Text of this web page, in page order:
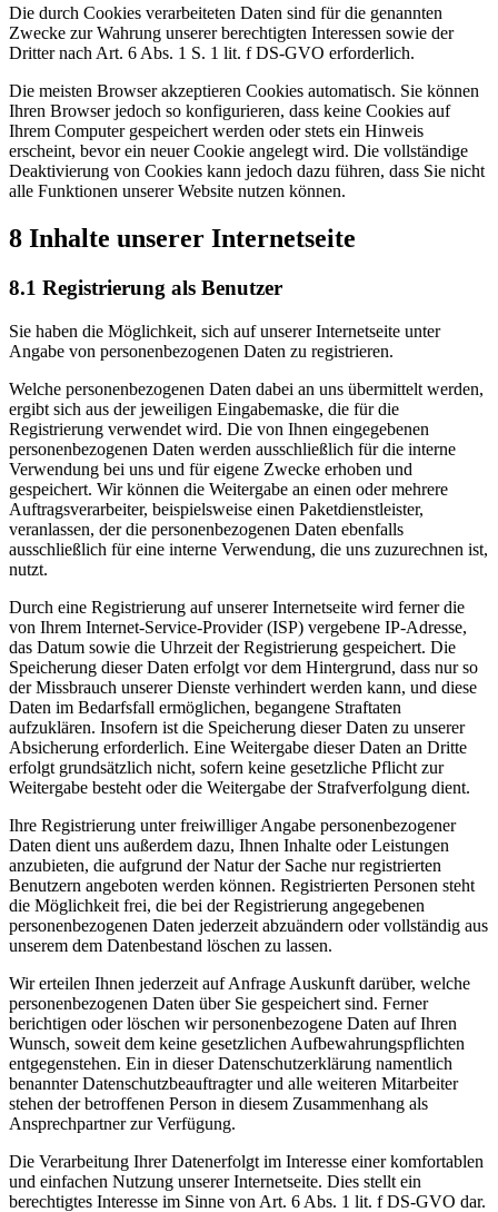
Die durch Cookies verarbeiteten Daten sind für die genannten
Zwecke zur Wahrung unserer berechtigten Interessen sowie der
Dritter nach Art. 6 Abs. 1 S. 1 lit. f DS-GVO erforderlich.
Die meisten Browser akzeptieren Cookies automatisch. Sie können
Ihren Browser jedoch so konfigurieren, dass keine Cookies auf
Ihrem Computer gespeichert werden oder stets ein Hinweis
erscheint, bevor ein neuer Cookie angelegt wird. Die vollständige
Deaktivierung von Cookies kann jedoch dazu führen, dass Sie nicht
alle Funktionen unserer Website nutzen können.
8 Inhalte unserer Internetseite
8.1 Registrierung als Benutzer
Sie haben die Möglichkeit, sich auf unserer Internetseite unter
Angabe von personenbezogenen Daten zu registrieren.
Welche personenbezogenen Daten dabei an uns übermittelt werden,
ergibt sich aus der jeweiligen Eingabemaske, die für die
Registrierung verwendet wird. Die von Ihnen eingegebenen
personenbezogenen Daten werden ausschließlich für die interne
Verwendung bei uns und für eigene Zwecke erhoben und
gespeichert. Wir können die Weitergabe an einen oder mehrere
Auftragsverarbeiter, beispielsweise einen Paketdienstleister,
veranlassen, der die personenbezogenen Daten ebenfalls
ausschließlich für eine interne Verwendung, die uns zuzurechnen ist,
nutzt.
Durch eine Registrierung auf unserer Internetseite wird ferner die
von Ihrem Internet-Service-Provider (ISP) vergebene IP-Adresse,
das Datum sowie die Uhrzeit der Registrierung gespeichert. Die
Speicherung dieser Daten erfolgt vor dem Hintergrund, dass nur so
der Missbrauch unserer Dienste verhindert werden kann, und diese
Daten im Bedarfsfall ermöglichen, begangene Straftaten
aufzuklären. Insofern ist die Speicherung dieser Daten zu unserer
Absicherung erforderlich. Eine Weitergabe dieser Daten an Dritte
erfolgt grundsätzlich nicht, sofern keine gesetzliche Pflicht zur
Weitergabe besteht oder die Weitergabe der Strafverfolgung dient.
Ihre Registrierung unter freiwilliger Angabe personenbezogener
Daten dient uns außerdem dazu, Ihnen Inhalte oder Leistungen
anzubieten, die aufgrund der Natur der Sache nur registrierten
Benutzern angeboten werden können. Registrierten Personen steht
die Möglichkeit frei, die bei der Registrierung angegebenen
personenbezogenen Daten jederzeit abzuändern oder vollständig aus
unserem dem Datenbestand löschen zu lassen.
Wir erteilen Ihnen jederzeit auf Anfrage Auskunft darüber, welche
personenbezogenen Daten über Sie gespeichert sind. Ferner
berichtigen oder löschen wir personenbezogene Daten auf Ihren
Wunsch, soweit dem keine gesetzlichen Aufbewahrungspflichten
entgegenstehen. Ein in dieser Datenschutzerklärung namentlich
benannter Datenschutzbeauftragter und alle weiteren Mitarbeiter
stehen der betroffenen Person in diesem Zusammenhang als
Ansprechpartner zur Verfügung.
Die Verarbeitung Ihrer Datenerfolgt im Interesse einer komfortablen
und einfachen Nutzung unserer Internetseite. Dies stellt ein
berechtigtes Interesse im Sinne von Art. 6 Abs. 1 lit. f DS-GVO dar.